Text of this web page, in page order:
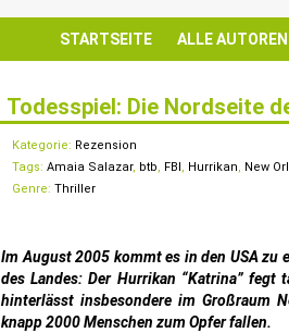
STARTSEITE ALLE AUTOREN
Todesspiel: Die Nordseite
Kategorie: Rezension
Tags: Amaia Salazar, btb, FBI, Hurrikan, New
Genre: Thriller
Im August 2005 kommt es in den USA
des Landes: Der Hurrikan “Katrina”
hinterlässt insbesondere im Großraum
knapp 2000 Menschen zum Opfer fallen.